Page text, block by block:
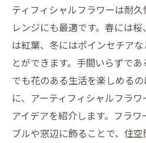
ティフィシャルフラワーは耐
レンジにも最適です。春には
は紅葉、冬にはポインセチア
とができます。手間いらずで
でも花のある生活を楽しめる
に、アーティフィシャルフラ
アイデアを紹介します。フラ
ブルや窓辺に飾ることで、住